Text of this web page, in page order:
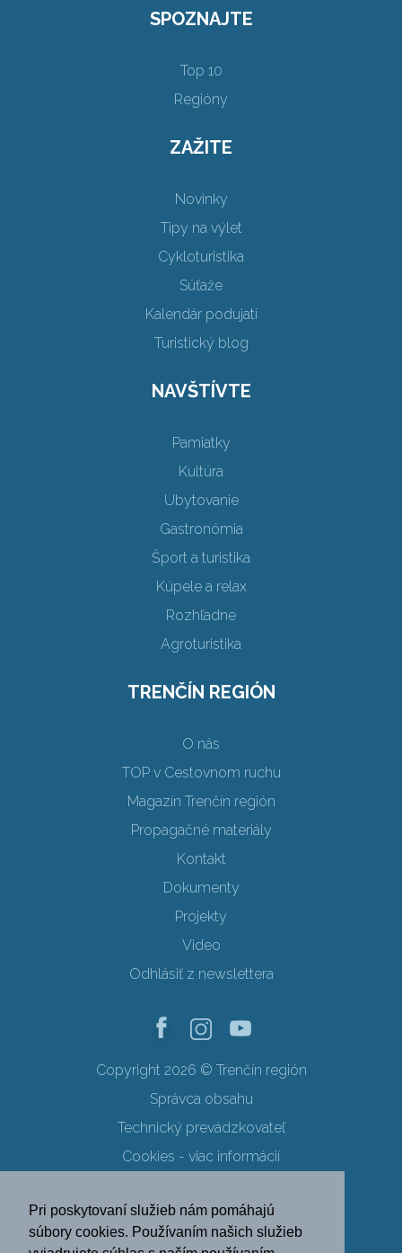
Pri poskytovaní služieb nám pomáhajú
súbory cookies. Používaním našich služieb
SPOZNAJTE
Top 10
Regióny
ZAŽITE
Novinky
Tipy na výlet
Cykloturistika
Súťaže
Kalendár podujatí
Turistický blog
NAVŠTÍVTE
Pamiatky
Kultúra
Ubytovanie
Gastronómia
Šport a turistika
Kúpele a relax
Rozhľadne
Agroturistika
TRENČÍN REGIÓN
O nás
TOP v Cestovnom ruchu
Magazín Trenčín región
Propagačné materiály
Kontakt
Dokumenty
Projekty
Video
Odhlásiť z newslettera
Copyright 2026 © Trenčín región
Správca obsahu
Technický prevádzkovateľ
Cookies - viac informácií
Ochrana osobných údajov